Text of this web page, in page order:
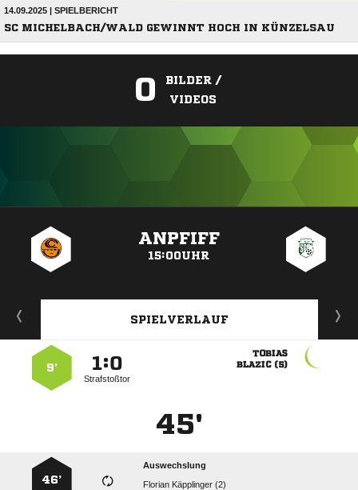
14.09.2025 | SPIELBERICHT
SC MICHELBACH/WALD GEWINNT HOCH IN KÜNZELSAU
0
BILDER /
VIDEOS
ANPFIFF
15:00UHR
SPIELVERLAUF

 
:
Strafstoßtor
9’
45'
Auswechslung
  
46’